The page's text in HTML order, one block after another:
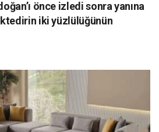
önce izledi sonra yanına
iki yüzlülüğünün